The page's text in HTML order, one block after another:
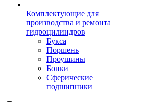
Комплектующие для
производства и ремонта
гидроцилиндров
Букса
Поршень
Проушины
Бонки
Сферические
подшипники